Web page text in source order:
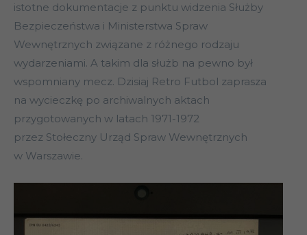
istotne dokumentacje z punktu widzenia Służby
Bezpieczeństwa i Ministerstwa Spraw
Wewnętrznych związane z różnego rodzaju
wydarzeniami. A takim dla służb na pewno był
wspomniany mecz. Dzisiaj Retro Futbol zaprasza
na wycieczkę po archiwalnych aktach
przygotowanych w latach 1971-1972
przez Stołeczny Urząd Spraw Wewnętrznych
w Warszawie.